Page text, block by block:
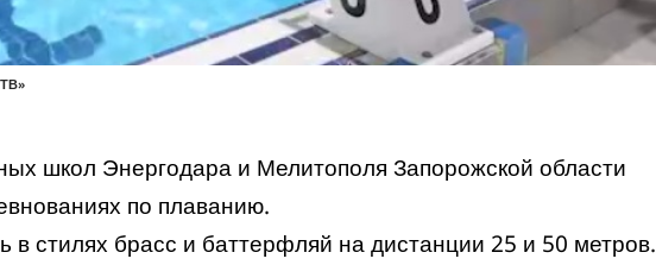
школ Энергодара и Мелитополя Запорожской области
по плаванию.
в стилях брасс и баттерфляй на дистанции 25 и 50 метров.